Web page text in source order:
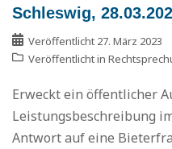
Schleswig,
Veröffentlicht 27. März 2023
Veröffentlicht in
Erweckt ein öffentlicher
Leistungsbeschreibung
Antwort auf eine